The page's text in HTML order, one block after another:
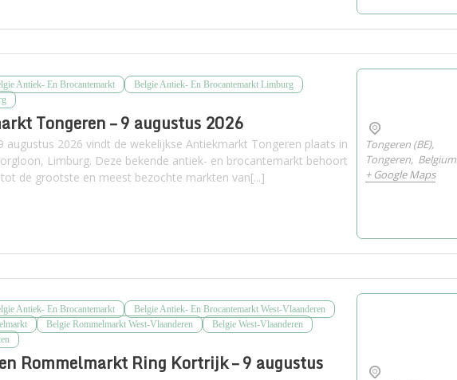
Antiek- En Brocantemarkt
Belgie Antiek- En Brocantemarkt Limburg
Tongeren – 9 augustus 2026
augustus 2026 vindt de wekelijkse Antiekmarkt Tongeren plaats in
Limburg. Deze bekende antiek- en brocantemarkt behoort
de grootste en meest bezochte markten van[...]
Tongeren (BE),
Tongeren, Belgium
+ Google Maps
Antiek- En Brocantemarkt
Belgie Antiek- En Brocantemarkt West-Vlaanderen
Belgie Rommelmarkt West-Vlaanderen
Belgie West-Vlaanderen
Rommelmarkt Ring Kortrijk – 9 augustus